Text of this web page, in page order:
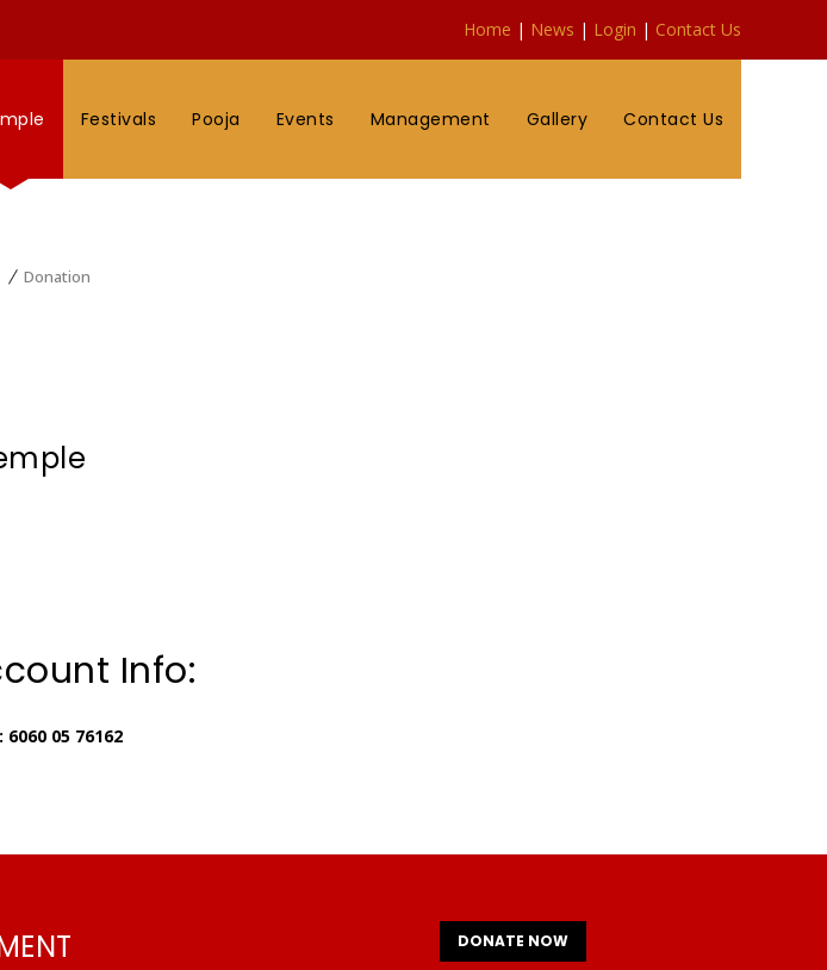
Home | News | Login | Contact Us
Festivals Pooja Events Management Gallery Contact Us
Donation
Info:
05 76162
DONATE NOW